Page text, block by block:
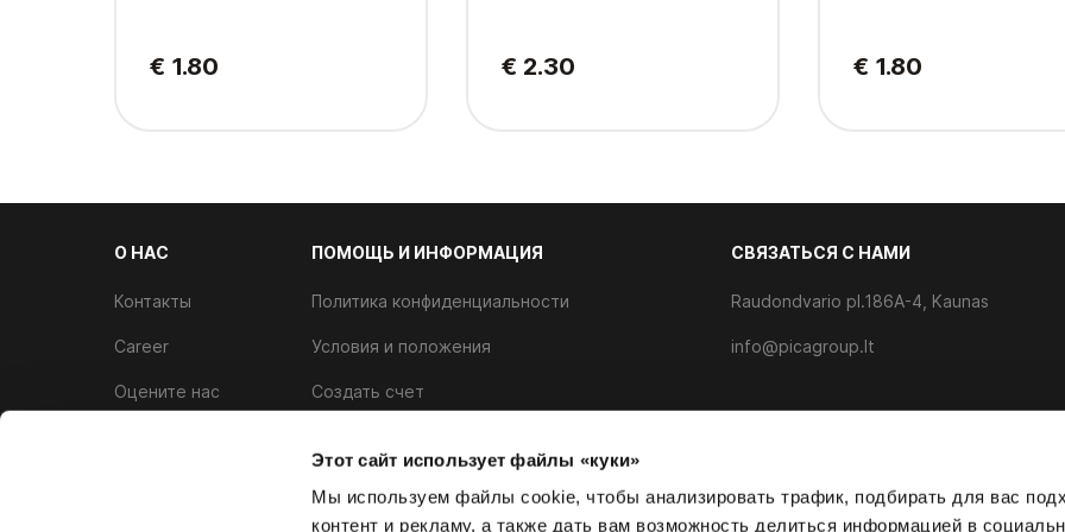
Этот сайт использует файлы «куки»
Мы используем файлы cookie, чтобы анализировать трафик, подбирать для вас
контент и рекламу, а также дать вам возможность делиться информацией в
€ 1.80 € 2.30 € 1.80
О НАС
Контакты
Career
Оцените нас
ПОМОЩЬ И ИНФОРМАЦИЯ
Политика конфиденциальности
Условия и положения
Создать счет
CВЯЗАТЬСЯ С НАМИ
Raudondvario pl.186A-4, Kaunas
info@picagroup.lt